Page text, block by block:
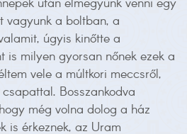
vagyunk a boltban, a
úgyis kinőtte a
is milyen gyorsan nőnek ezek a
vele a múltkori meccsről,
Bosszankodva
még volna dolog a ház
is érkeznek, az Uram